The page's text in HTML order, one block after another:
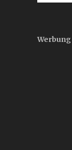
Werbung